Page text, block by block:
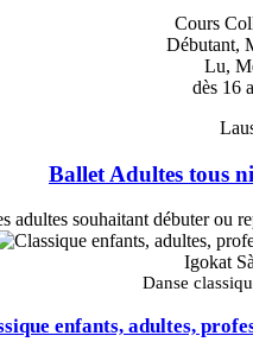
Cours
Débutant,
Lu,
dès 16
Ballet Adultes tous
adultes souhaitant débuter ou
Igokat
Danse
enfants, adultes,